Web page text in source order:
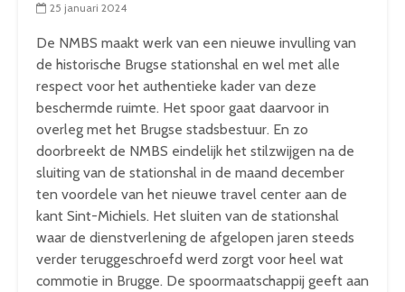
25 januari 2024
De NMBS maakt werk van een nieuwe invulling van
de historische Brugse stationshal en wel met alle
respect voor het authentieke kader van deze
beschermde ruimte. Het spoor gaat daarvoor in
overleg met het Brugse stadsbestuur. En zo
doorbreekt de NMBS eindelijk het stilzwijgen na de
sluiting van de stationshal in de maand december
ten voordele van het nieuwe travel center aan de
kant Sint-Michiels. Het sluiten van de stationshal
waar de dienstverlening de afgelopen jaren steeds
verder teruggeschroefd werd zorgt voor heel wat
commotie in Brugge. De spoormaatschappij geeft aan